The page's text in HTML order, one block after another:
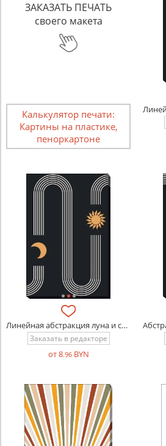
ЗАКАЗАТЬ ПЕЧАТЬ
своего макета
Калькулятор печати:
Картины на пластике,
пеноркартоне
Линейная абстракция луна и солнце на темном фоне
Заказать в редакторе
от 8.96BYN